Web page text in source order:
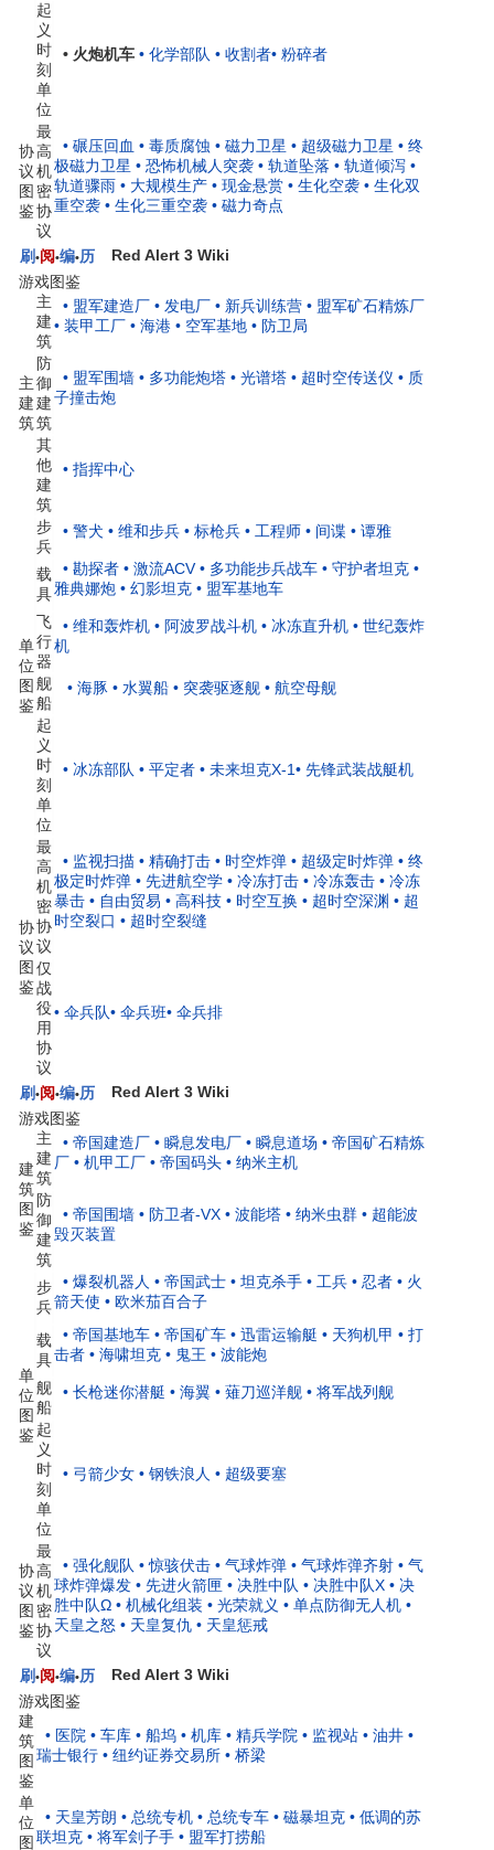
起
义
时
刻
单
位
• 火炮机车 • 化学部队 • 收割者• 粉碎者
协
议
图
鉴
最
高
机
密
协
议
• 碾压回血 • 毒质腐蚀 • 磁力卫星 • 超级磁力卫星 • 终
极磁力卫星 • 恐怖机械人突袭 • 轨道坠落 • 轨道倾泻 •
轨道骤雨 • 大规模生产 • 现金悬赏 • 生化空袭 • 生化双
重空袭 • 生化三重空袭 • 磁力奇点
刷•阅•编•历
Red Alert 3 Wiki
游戏图鉴
主
建
筑
主
建
筑
• 盟军建造厂 • 发电厂 • 新兵训练营 • 盟军矿石精炼厂
• 装甲工厂 • 海港 • 空军基地 • 防卫局
防
御
建
筑
• 盟军围墙 • 多功能炮塔 • 光谱塔 • 超时空传送仪 • 质
子撞击炮
其
他
建
筑
• 指挥中心
单
位
图
鉴
步
兵
• 警犬 • 维和步兵 • 标枪兵 • 工程师 • 间谍 • 谭雅
载
具
• 勘探者 • 激流ACV • 多功能步兵战车 • 守护者坦克 •
雅典娜炮 • 幻影坦克 • 盟军基地车
飞
行
器
• 维和轰炸机 • 阿波罗战斗机 • 冰冻直升机 • 世纪轰炸
机
舰
船
• 海豚 • 水翼船 • 突袭驱逐舰 • 航空母舰
起
义
时
刻
单
位
• 冰冻部队 • 平定者 • 未来坦克X-1• 先锋武装战艇机
协
议
图
鉴
最
高
机
密
协
议
• 监视扫描 • 精确打击 • 时空炸弹 • 超级定时炸弹 • 终
极定时炸弹 • 先进航空学 • 冷冻打击 • 冷冻轰击 • 冷冻
暴击 • 自由贸易 • 高科技 • 时空互换 • 超时空深渊 • 超
时空裂口 • 超时空裂缝
仅
战
役
用
协
议
• 伞兵队• 伞兵班• 伞兵排
刷•阅•编•历
Red Alert 3 Wiki
游戏图鉴
建
筑
图
鉴
主
建
筑
• 帝国建造厂 • 瞬息发电厂 • 瞬息道场 • 帝国矿石精炼
厂 • 机甲工厂 • 帝国码头 • 纳米主机
防
御
建
筑
• 帝国围墙 • 防卫者-VX • 波能塔 • 纳米虫群 • 超能波
毁灭装置
单
位
图
鉴
步
兵
• 爆裂机器人 • 帝国武士 • 坦克杀手 • 工兵 • 忍者 • 火
箭天使 • 欧米茄百合子
载
具
• 帝国基地车 • 帝国矿车 • 迅雷运输艇 • 天狗机甲 • 打
击者 • 海啸坦克 • 鬼王 • 波能炮
舰
船
• 长枪迷你潜艇 • 海翼 • 薙刀巡洋舰 • 将军战列舰
起
义
时
刻
单
位
• 弓箭少女 • 钢铁浪人 • 超级要塞
协
议
图
鉴
最
高
机
密
协
议
• 强化舰队 • 惊骇伏击 • 气球炸弹 • 气球炸弹齐射 • 气
球炸弹爆发 • 先进火箭匣 • 决胜中队 • 决胜中队X • 决
胜中队Ω • 机械化组装 • 光荣就义 • 单点防御无人机 •
天皇之怒 • 天皇复仇 • 天皇惩戒
刷•阅•编•历
Red Alert 3 Wiki
游戏图鉴
建
筑
图
鉴
• 医院 • 车库 • 船坞 • 机库 • 精兵学院 • 监视站 • 油井 •
瑞士银行 • 纽约证券交易所 • 桥梁
单
位
图
• 天皇芳朗 • 总统专机 • 总统专车 • 磁暴坦克 • 低调的苏
联坦克 • 将军刽子手 • 盟军打捞船